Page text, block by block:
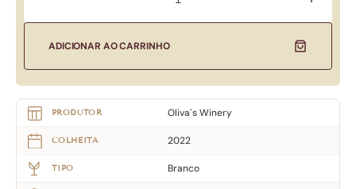
Diminuir
para
de
Branco
Aumentar
para
Branco
ADICIONAR AO CARRINHO
PRODUTOR Oliva`s Winery
COLHEITA 2022
TIPO Branco